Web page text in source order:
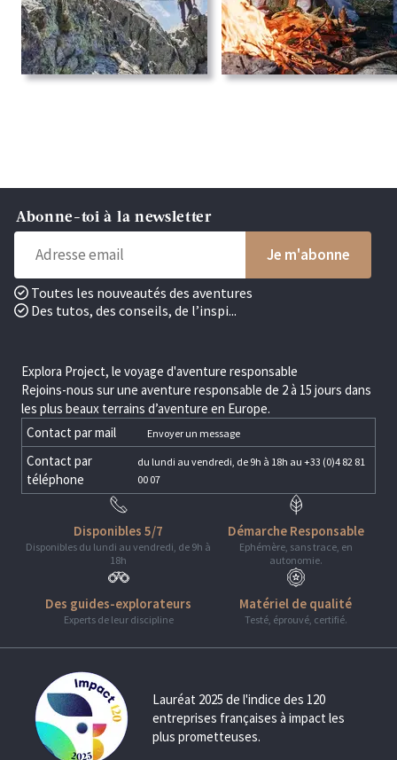
Abonne-toi à la newsletter
Toutes les nouveautés des aventures
Des tutos, des conseils, de l’inspi...
Explora Project, le voyage d'aventure responsable
Rejoins-nous sur une aventure responsable de 2 à 15 jours dans
les plus beaux terrains d’aventure en Europe.
Contact par mail
Envoyer un message
Contact par
téléphone
du lundi au vendredi, de 9h à 18h au +33 (0)4 82 81
00 07
Disponibles 5/7
Disponibles du lundi au vendredi, de 9h à
18h
Des guides-explorateurs
Experts de leur discipline
Démarche Responsable
Ephémère, sans trace, en
autonomie.
Matériel de qualité
Testé, éprouvé, certifié.
Lauréat 2025 de l'indice des 120
entreprises françaises à impact les
plus prometteuses.